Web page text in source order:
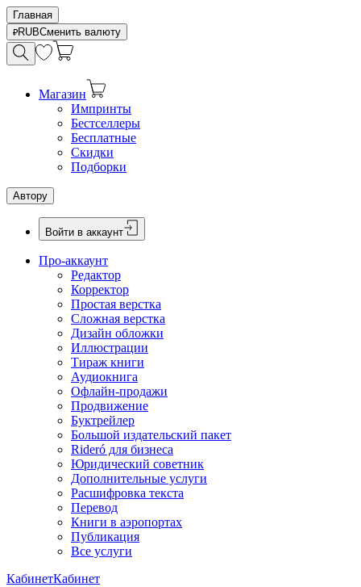
Главная
RUBСменить валюту
Магазин
Импринты
Бестселлеры
Бесплатные
Скидки
Подборки
Автору
Войти в аккаунт
Про-аккаунт
Редактор
Корректор
Простая верстка
Сложная верстка
Дизайн обложки
Иллюстрации
Тираж книги
Аудиокнига
Офлайн-продажи
Продвижение
Буктрейлер
Большой издательский пакет
Rideró для бизнеса
Юридический советник
Дополнительные услуги
Расшифровка текста
Перевод
Книги в аэропортах
Публикация
Все услуги
КабинетКабинет